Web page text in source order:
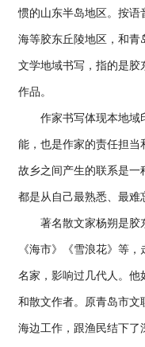
惯的山东半岛地区。按
海等胶东丘陵地区，和
文学地域书写，指的是
作品。
作家书写体现本地域
能，也是作家的责任担当
故乡之间产生的联系是一
都是从自己最熟悉、最难
著名散文家杨朔是胶东
《海市》《雪浪花》等
名家，影响过几代人。
和散文作者。原青岛市
海边工作，跟渔民结下了